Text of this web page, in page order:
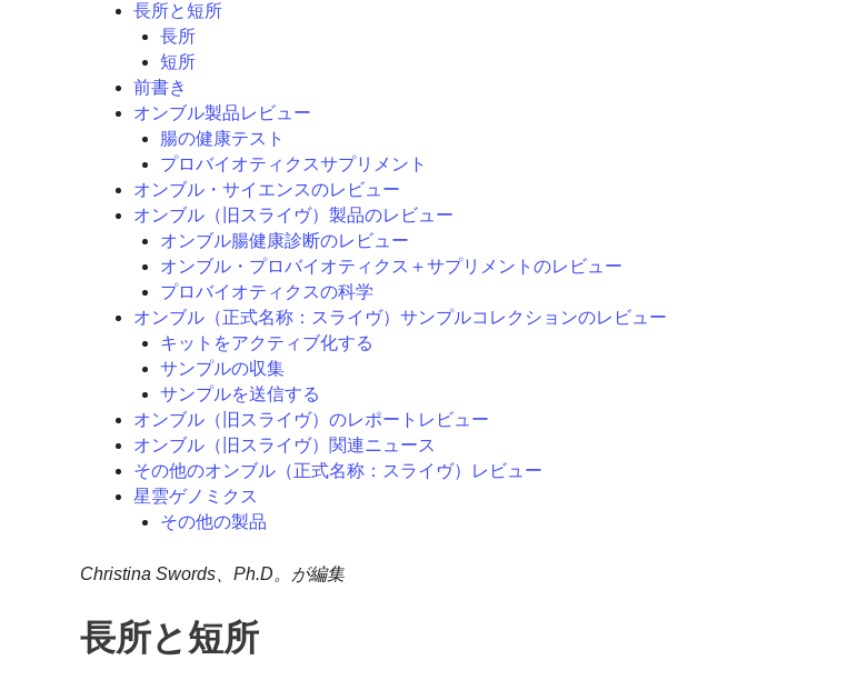
長所と短所
長所
短所
前書き
オンブル製品レビュー
腸の健康テスト
プロバイオティクスサプリメント
オンブル・サイエンスのレビュー
オンブル（旧スライヴ）製品のレビュー
オンブル腸健康診断のレビュー
オンブル・プロバイオティクス＋サプリメントのレビュー
プロバイオティクスの科学
オンブル（正式名称：スライヴ）サンプルコレクションのレビュー
キットをアクティブ化する
サンプルの収集
サンプルを送信する
オンブル（旧スライヴ）のレポートレビュー
オンブル（旧スライヴ）関連ニュース
その他のオンブル（正式名称：スライヴ）レビュー
星雲ゲノミクス
その他の製品
Christina Swords、Ph.D。が編集
長所と短所